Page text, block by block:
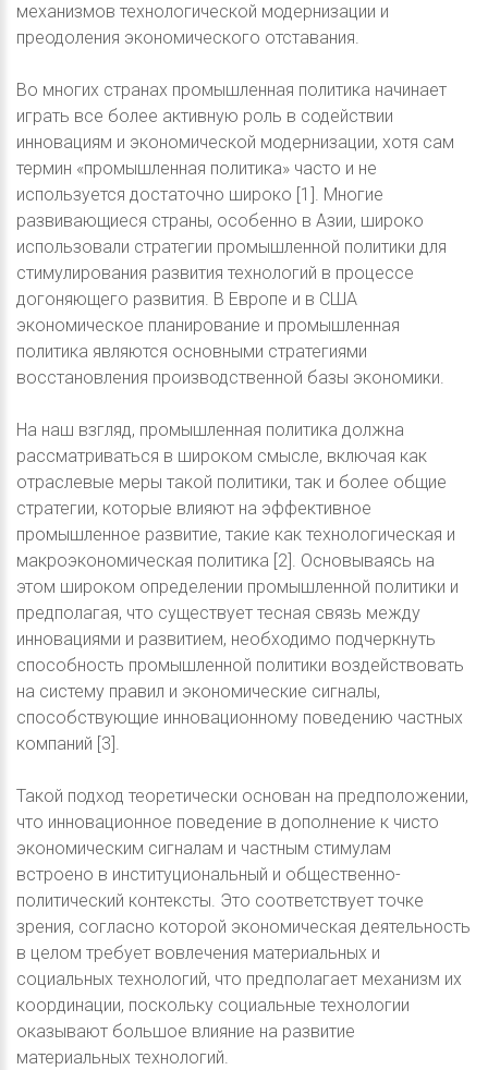
механизмов технологической модернизации и
преодоления экономического отставания.
Во многих странах промышленная политика начинает
играть все более активную роль в содействии
инновациям и экономической модернизации, хотя сам
термин «промышленная политика» часто и не
используется достаточно широко [1]. Многие
развивающиеся страны, особенно в Азии, широко
использовали стратегии промышленной политики для
стимулирования развития технологий в процессе
догоняющего развития. В Европе и в США
экономическое планирование и промышленная
политика являются основными стратегиями
восстановления производственной базы экономики.
На наш взгляд, промышленная политика должна
рассматриваться в широком смысле, включая как
отраслевые меры такой политики, так и более общие
стратегии, которые влияют на эффективное
промышленное развитие, такие как технологическая и
макроэкономическая политика [2]. Основываясь на
этом широком определении промышленной политики и
предполагая, что существует тесная связь между
инновациями и развитием, необходимо подчеркнуть
способность промышленной политики воздействовать
на систему правил и экономические сигналы,
способствующие инновационному поведению частных
компаний [3].
Такой подход теоретически основан на предположении,
что инновационное поведение в дополнение к чисто
экономическим сигналам и частным стимулам
встроено в институциональный и общественно-
политический контексты. Это соответствует точке
зрения, согласно которой экономическая деятельность
в целом требует вовлечения материальных и
социальных технологий, что предполагает механизм их
координации, поскольку социальные технологии
оказывают большое влияние на развитие
материальных технологий.